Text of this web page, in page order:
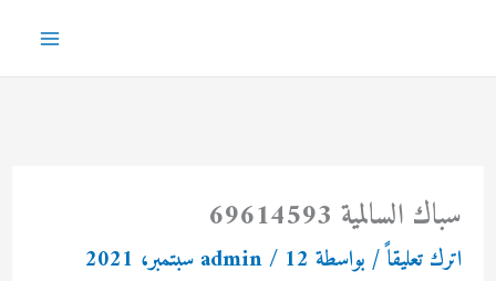
سباك السالمية 69614593
اترك تعليقاً / بواسطة admin/ 12 سبتمبر، 2021